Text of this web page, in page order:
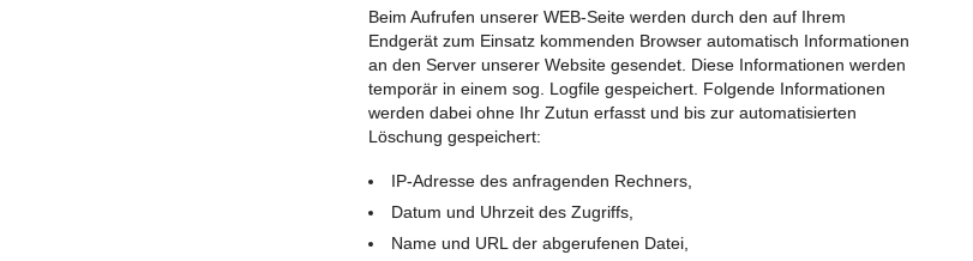
Beim Aufrufen unserer WEB-Seite werden durch den auf Ihrem
Endgerät zum Einsatz kommenden Browser automatisch Informationen
an den Server unserer Website gesendet. Diese Informationen werden
temporär in einem sog. Logfile gespeichert. Folgende Informationen
werden dabei ohne Ihr Zutun erfasst und bis zur automatisierten
Löschung gespeichert:
IP-Adresse des anfragenden Rechners,
Datum und Uhrzeit des Zugriffs,
Name und URL der abgerufenen Datei,